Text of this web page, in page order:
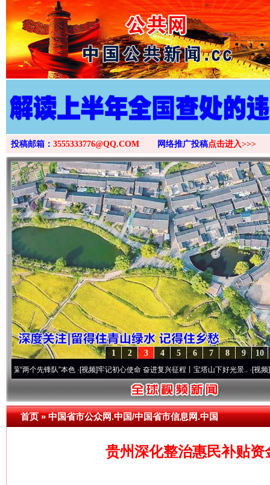
>
投稿邮箱： 3555333776@QQ.COM 网络推广投稿点击进入>>>
10
9
8
7
6
5
4
3
2
1
先锋队”本色·[视频]牢记初心使命 奋进复兴征程丨宝塔山下好光景..·[视频]因党而生
首页»中国省市公众网.中国/中国省市信息网.中国
贵州深化整治惠民补贴